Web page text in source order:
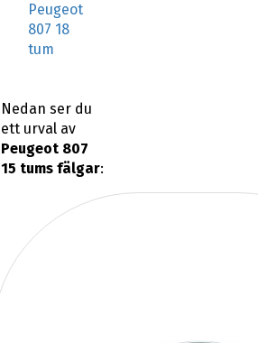
Peugeot
807 18
tum
Nedan ser du
ett urval av
Peugeot 807
15 tums fälgar: